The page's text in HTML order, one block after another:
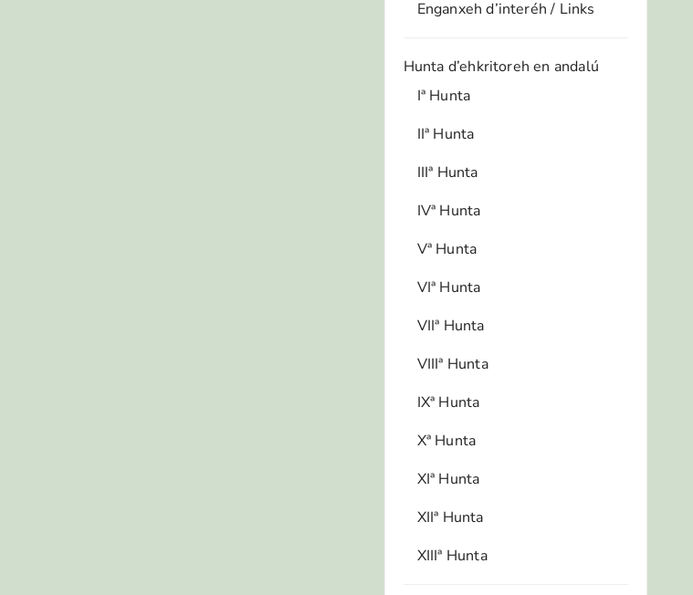
Enganxeh d’interéh / Links
Hunta d’ehkritoreh en andalú
Iª Hunta
IIª Hunta
IIIª Hunta
IVª Hunta
Vª Hunta
VIª Hunta
VIIª Hunta
VIIIª Hunta
IXª Hunta
Xª Hunta
XIª Hunta
XIIª Hunta
XIIIª Hunta